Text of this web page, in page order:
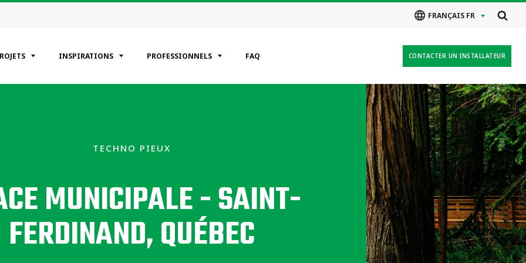
FRANÇAIS FR
INSPIRATIONS PROFESSIONNELS FAQ CONTACTER UN INSTALLATEUR
TECHNO PIEUX
MUNICIPALE - SAINT-
FERDINAND, QUÉBEC